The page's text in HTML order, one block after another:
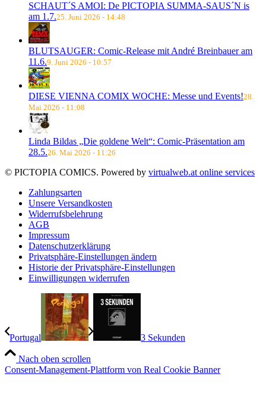
SCHAUT´S AMOI: De PICTOPIA SUMMA-SAUS´N is
am 1.7.25. Juni 2026 - 14:48
BLUTSAUGER: Comic-Release mit André Breinbauer am
11.6.9. Juni 2026 - 10:57
DIESE VIENNA COMIX WOCHE: Messe und Events!28.
Mai 2026 - 11:08
Linda Bildas „Die goldene Welt“: Comic-Präsentation am
28.5.26. Mai 2026 - 11:26
© PICTOPIA COMICS. Powered by virtualweb.at online services
Zahlungsarten
Unsere Versandkosten
Widerrufsbelehrung
AGB
Impressum
Datenschutzerklärung
Privatsphäre-Einstellungen ändern
Historie der Privatsphäre-Einstellungen
Einwilligungen widerrufen
Portugal 3 Sekunden
Nach oben scrollen
Consent-Management-Plattform von Real Cookie Banner